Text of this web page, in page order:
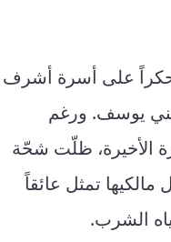
حكراً على أسرة أشرف
بني يوسف. ورغم
الأخيرة، ظلّت شحّة
مالكيها تمثل عائقاً
الشرب.